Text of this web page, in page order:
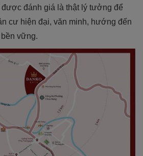
đánh giá là thật lý tưởng để
cư hiện đại, văn minh, hướng đến
vững.